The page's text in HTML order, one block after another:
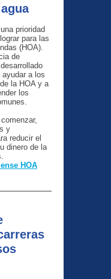
prioridad
para las
(HOA).
de
ayudar a los
la HOA y a
los
y
reducir el
dinero de la
HOA